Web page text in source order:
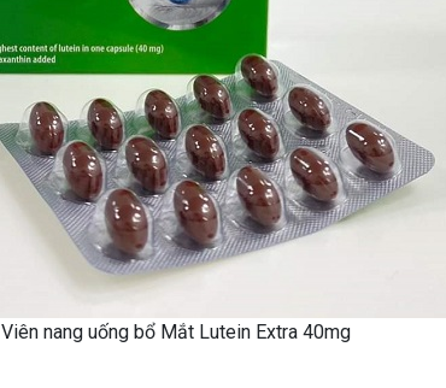
Viên nang uống bổ Mắt Lutein Extra 40mg